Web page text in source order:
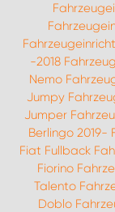
-2018
Nemo
Jumpy
Jumper
Berlingo 2019-
Fiat Fullback
Fiorino
Talento
Doblo